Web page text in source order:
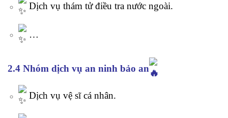
Dịch vụ thám tử điều tra nước ngoài.
…
2.4 Nhóm dịch vụ an ninh bảo an
Dịch vụ vệ sĩ cá nhân.